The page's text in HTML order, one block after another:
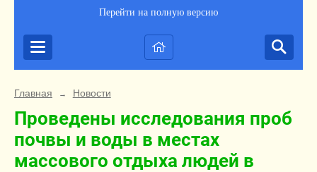
Перейти на полную версию
Главная → Новости
Проведены исследования проб
почвы и воды в местах
массового отдыха людей в